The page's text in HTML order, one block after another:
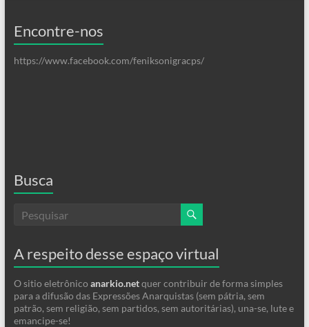
Encontre-nos
https://www.facebook.com/feniksonigracps/
Busca
A respeito desse espaço virtual
O sitio eletrônico anarkio.netquer contribuir de forma simples
para a difusão das Expressões Anarquistas (sem pátria, sem
patrão, sem religião, sem partidos, sem autoritárias), una-se, lute e
emancipe-se!